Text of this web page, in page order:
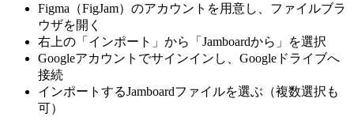
Figma（FigJam）のアカウントを用意し、ファイルブラ
ウザを開く
右上の「インポート」から
「Jamboardから」
を選択
Googleアカウントでサインインし、Googleドライブへ
接続
インポートするJamboardファイルを選ぶ（複数選択も
可）